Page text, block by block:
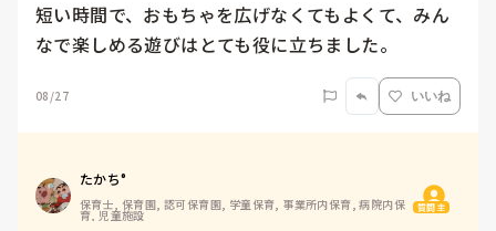
短い時間で、おもちゃを広げなくてもよくて、みん
なで楽しめる遊びはとても役に立ちました。
08/27 いいね
たかち°
保育士, 保育園, 認可保育園, 学童保育, 事業所内保育, 病院内保
育, 児童施設 質問主